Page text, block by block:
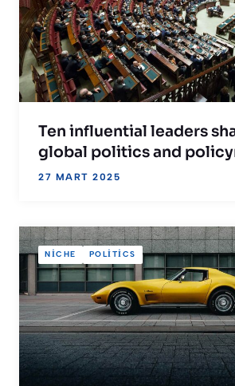
Ten influential leaders
global politics and
27 MART 2025
NICHE POLITICS